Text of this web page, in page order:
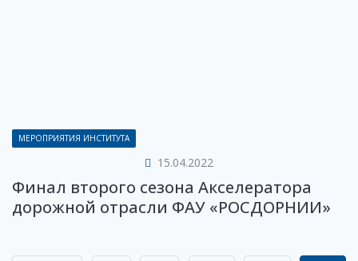
МЕРОПРИЯТИЯ ИНСТИТУТА
15.04.2022
Финал второго сезона Акселератора
дорожной отрасли ФАУ «РОСДОРНИИ»